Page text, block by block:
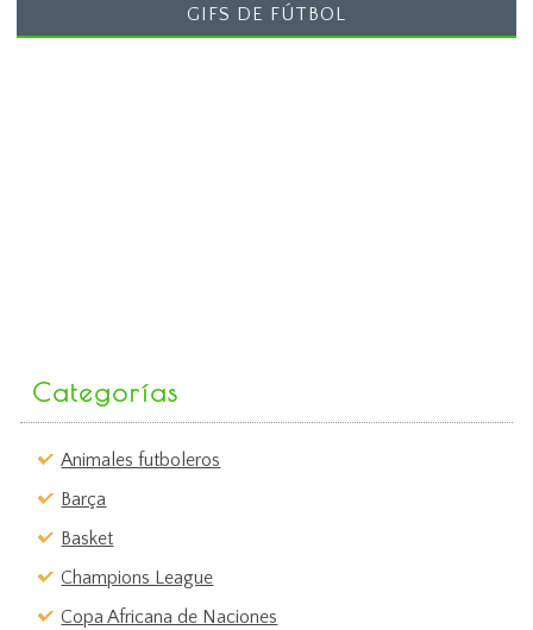
GIFS DE FÚTBOL
Categorías
Animales futboleros
Barça
Basket
Champions League
Copa Africana de Naciones